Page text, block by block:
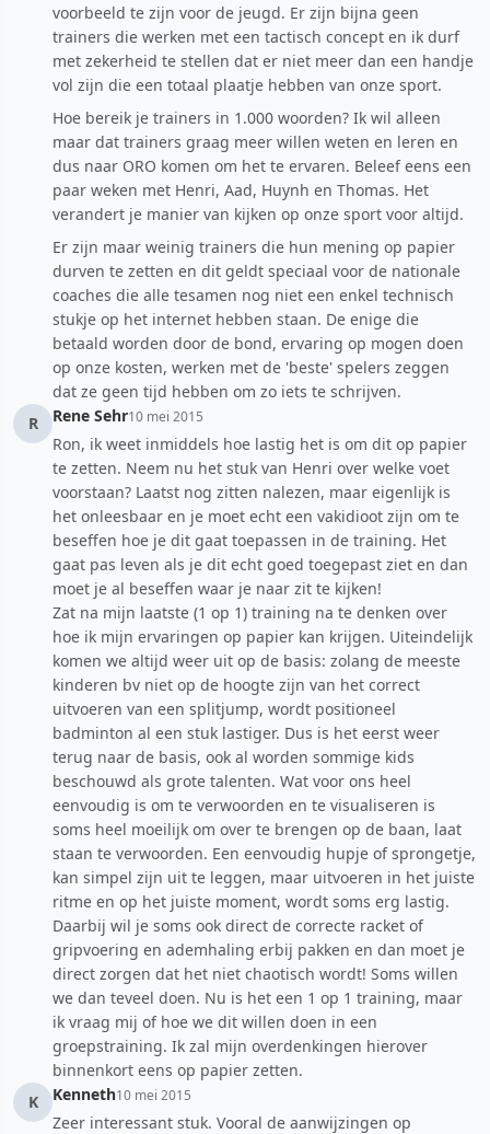
voorbeeld te zijn voor de jeugd. Er zijn bijna geen
trainers die werken met een tactisch concept en ik durf
met zekerheid te stellen dat er niet meer dan een handje
vol zijn die een totaal plaatje hebben van onze sport.
Hoe bereik je trainers in 1.000 woorden? Ik wil alleen
maar dat trainers graag meer willen weten en leren en
dus naar ORO komen om het te ervaren. Beleef eens een
paar weken met Henri, Aad, Huynh en Thomas. Het
verandert je manier van kijken op onze sport voor altijd.
Er zijn maar weinig trainers die hun mening op papier
durven te zetten en dit geldt speciaal voor de nationale
coaches die alle tesamen nog niet een enkel technisch
stukje op het internet hebben staan. De enige die
betaald worden door de bond, ervaring op mogen doen
op onze kosten, werken met de 'beste' spelers zeggen
dat ze geen tijd hebben om zo iets te schrijven.
R
Rene Sehr10 mei 2015
Ron, ik weet inmiddels hoe lastig het is om dit op papier
te zetten. Neem nu het stuk van Henri over welke voet
voorstaan? Laatst nog zitten nalezen, maar eigenlijk is
het onleesbaar en je moet echt een vakidioot zijn om te
beseffen hoe je dit gaat toepassen in de training. Het
gaat pas leven als je dit echt goed toegepast ziet en dan
moet je al beseffen waar je naar zit te kijken!
Zat na mijn laatste (1 op 1) training na te denken over
hoe ik mijn ervaringen op papier kan krijgen. Uiteindelijk
komen we altijd weer uit op de basis: zolang de meeste
kinderen bv niet op de hoogte zijn van het correct
uitvoeren van een splitjump, wordt positioneel
badminton al een stuk lastiger. Dus is het eerst weer
terug naar de basis, ook al worden sommige kids
beschouwd als grote talenten. Wat voor ons heel
eenvoudig is om te verwoorden en te visualiseren is
soms heel moeilijk om over te brengen op de baan, laat
staan te verwoorden. Een eenvoudig hupje of sprongetje,
kan simpel zijn uit te leggen, maar uitvoeren in het juiste
ritme en op het juiste moment, wordt soms erg lastig.
Daarbij wil je soms ook direct de correcte racket of
gripvoering en ademhaling erbij pakken en dan moet je
direct zorgen dat het niet chaotisch wordt! Soms willen
we dan teveel doen. Nu is het een 1 op 1 training, maar
ik vraag mij of hoe we dit willen doen in een
groepstraining. Ik zal mijn overdenkingen hierover
binnenkort eens op papier zetten.
K
Kenneth10 mei 2015
Zeer interessant stuk. Vooral de aanwijzingen op